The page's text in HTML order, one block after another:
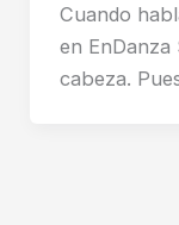
Cuando
en EnDanza
cabeza.